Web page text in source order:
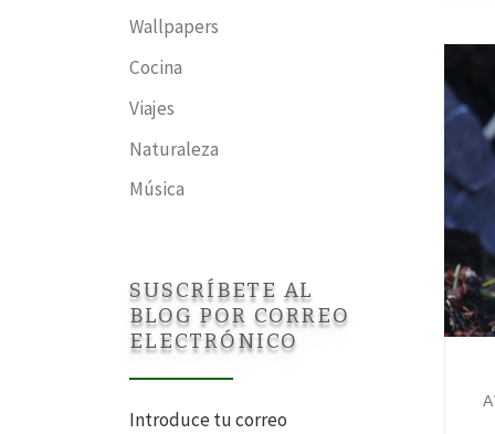
Wallpapers
Cocina
Viajes
Naturaleza
Música
SUSCRÍBETE AL
BLOG POR CORREO
ELECTRÓNICO
Introduce tu correo